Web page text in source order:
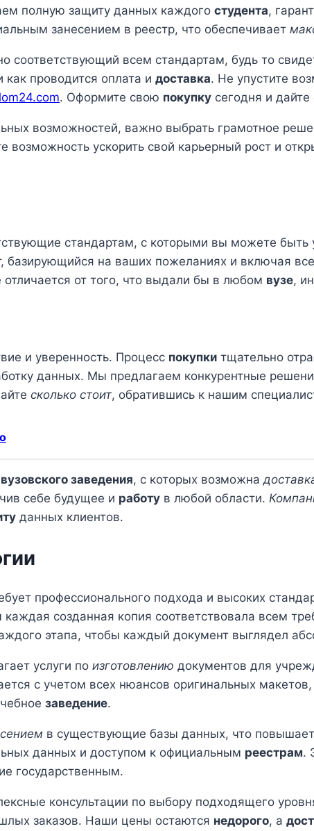
полную защиту данных каждого студента,
занесением в реестр, что обеспечивает
соответствующий всем стандартам, будь то
как проводится оплата и доставка. Не упустите
. Оформите свою покупку сегодня и
возможностей, важно выбрать грамотное
ускорить свой карьерный рост и
стандартам, с которыми вы можете быть
базирующийся на ваших пожеланиях и включая
от того, что выдали бы в любом вузе,
и уверенность. Процесс покупки тщательно
данных. Мы предлагаем конкурентные
сколько стоит, обратившись к нашим
вузовского заведения, с которых возможна
себе будущее и работу в любой области.
данных клиентов.
профессионального подхода и высоких
созданная копия соответствовала всем
этапа, чтобы каждый документ выглядел
услуги по изготовлению документов для
с учетом всех нюансов оригинальных макетов,
заведение.
в существующие базы данных, что
данных и доступом к официальным реестрам.
государственным.
консультации по выбору подходящего
заказов. Наши цены остаются недорого, а